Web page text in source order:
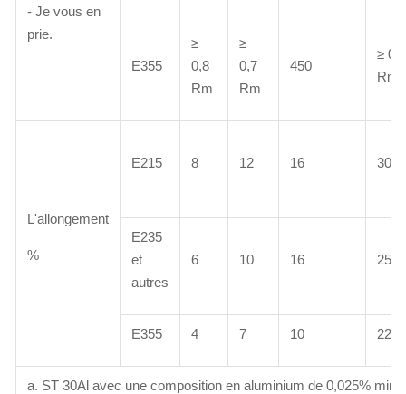
- Je vous en
prie.
E355
≥
0,8
Rm
≥
0,7
Rm
450
≥ 0,5
Rm
L'allongement
%
E215 8 12 16 30
E235
et
autres
6 10 16 25
E355 4 7 10 22
a. ST 30Al avec une composition en aluminium de 0,025%